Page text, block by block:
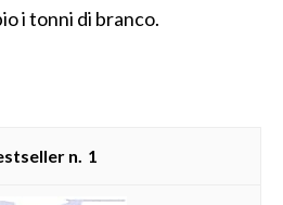
i tonni di branco.
1